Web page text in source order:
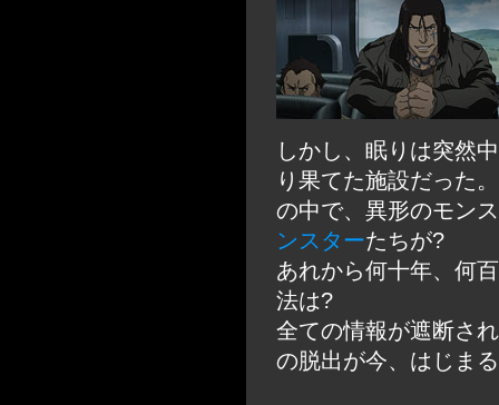
しかし、眠りは突然
り果てた施設だった
の中で、異形のモン
ンスターたちが?
あれから何十年、何
法は?
全ての情報が遮断さ
の脱出が今、はじま